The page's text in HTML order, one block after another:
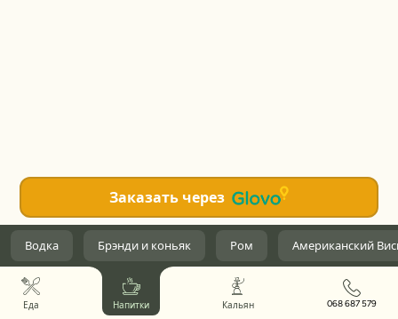
Заказать через
Водка Брэнди и коньяк Ром Американский
Еда Напитки Кальян 068 687 579